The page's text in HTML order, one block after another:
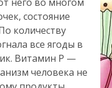
состояние
количеству
все ягоды в
Витамин Р —
человека не